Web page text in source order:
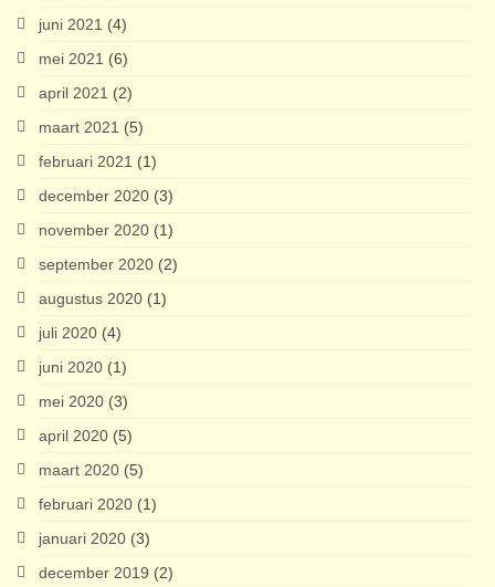
juni 2021 (4)
mei 2021 (6)
april 2021 (2)
maart 2021 (5)
februari 2021 (1)
december 2020 (3)
november 2020 (1)
september 2020 (2)
augustus 2020 (1)
juli 2020 (4)
juni 2020 (1)
mei 2020 (3)
april 2020 (5)
maart 2020 (5)
februari 2020 (1)
januari 2020 (3)
december 2019 (2)